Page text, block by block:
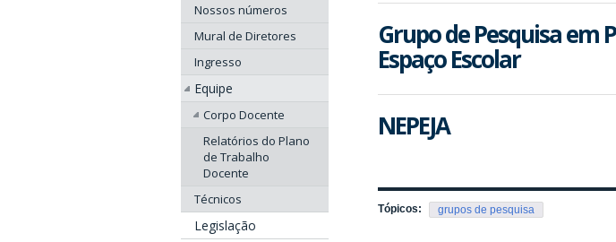
Nossos números
Mural de Diretores
Ingresso
Equipe
Corpo Docente
Relatórios do Plano
de Trabalho
Docente
Técnicos
Legislação
Grupo de Pesquisa em
Espaço Escolar
NEPEJA
Tópicos: grupos de pesquisa